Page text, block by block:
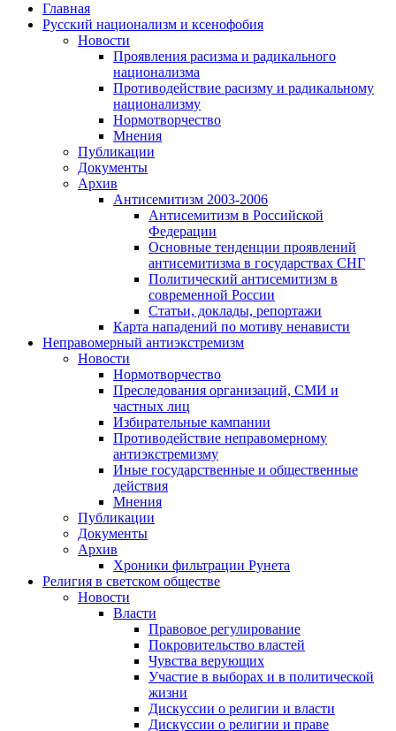
Главная
Русский национализм и ксенофобия
Новости
Проявления расизма и радикального
национализма
Противодействие расизму и радикальному
национализму
Нормотворчество
Мнения
Публикации
Документы
Архив
Антисемитизм 2003-2006
Антисемитизм в Российской
Федерации
Основные тенденции проявлений
антисемитизма в государствах СНГ
Политический антисемитизм в
современной России
Статьи, доклады, репортажи
Карта нападений по мотиву ненависти
Неправомерный антиэкстремизм
Новости
Нормотворчество
Преследования организаций, СМИ и
частных лиц
Избирательные кампании
Противодействие неправомерному
антиэкстремизму
Иные государственные и общественные
действия
Мнения
Публикации
Документы
Архив
Хроники фильтрации Рунета
Религия в светском обществе
Новости
Власти
Правовое регулирование
Покровительство властей
Чувства верующих
Участие в выборах и в политической
жизни
Дискуссии о религии и власти
Дискуссии о религии и праве